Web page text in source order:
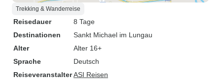
Trekking & Wanderreise
Reisedauer
8 Tage
Destinationen
Sankt Michael im Lungau
Alter
Alter 16+
Sprache
Deutsch
ReiseveranstalterASI Reisen